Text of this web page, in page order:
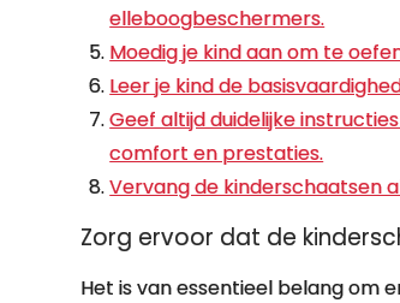
elleboogbeschermers.
Moedig je kind aan om te
Leer je kind de
Geef altijd duidelijke
comfort en prestaties.
Vervang de kinderschaatsen
Zorg ervoor dat de
Het is van essentieel belang om